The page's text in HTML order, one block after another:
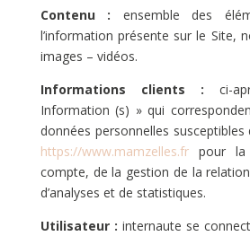
Contenu : ensemble des
l’information présente sur le Site,
images – vidéos.
Informations clients : ci-
Information (s) » qui
données personnelles susceptibles
https://www.mamzelles.fr pour
compte, de la gestion de la
d’analyses et de statistiques.
Utilisateur : internaute se